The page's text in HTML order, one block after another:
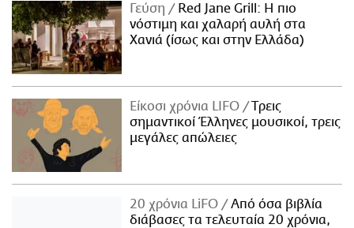
Γεύση
Red Jane Grill: Η πιο
νόστιμη και χαλαρή αυλή στα
Χανιά (ίσως και στην Ελλάδα)
Είκοσι χρόνια LIFO
Tρεις
σημαντικοί Έλληνες μουσικοί, τρεις
μεγάλες απώλειες
20 χρόνια LiFO
Από όσα βιβλία
διάβασες τα τελευταία 20 χρόνια,